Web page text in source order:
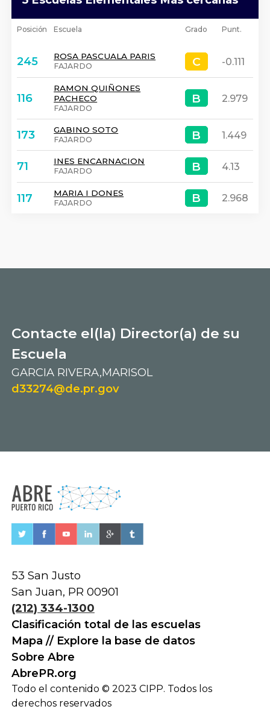
Posición Escuela Grado Punt.
245 ROSA PASCUALA PARIS
FAJARDO C
C -0.111
116
RAMON QUIÑONES
PACHECO
FAJARDO
B
B 2.979
173 GABINO SOTO
FAJARDO B
B 1.449
71 INES ENCARNACION
FAJARDO B
B 4.13
117 MARIA I DONES
FAJARDO B
B 2.968
Contacte el(la) Director(a) de su
Escuela
GARCIA RIVERA,MARISOL
d33274@de.pr.gov
53 San Justo
San Juan, PR 00901
(212) 334-1300
Clasificación total de las escuelas
Mapa // Explore la base de datos
Sobre Abre
AbrePR.org
Todo el contenido © 2023 CIPP. Todos los
derechos reservados